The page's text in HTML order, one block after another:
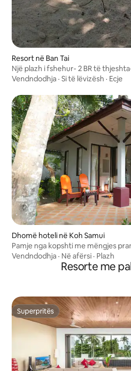
Resort në Ban Tai
Një plazh i fshehur- 2 BR të
Varkë
Vendndodhja · Si të lëvizësh · Ecje
Dhomë hoteli në Koh Samui
Pamje nga kopshti me mëngjes
Vendndodhja · Në afërsi · Plazh
Resorte me
Superpritës
Superpritës